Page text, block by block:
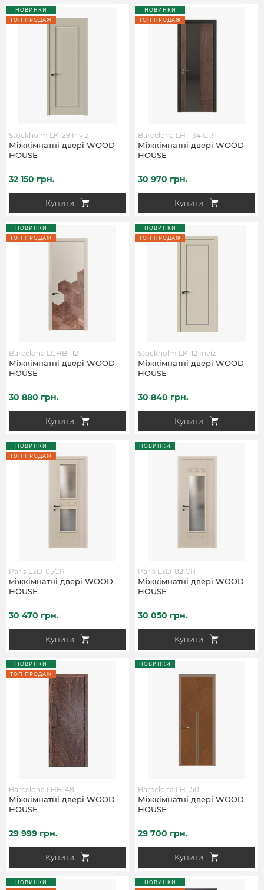
НОВИНКИ
ТОП ПРОДАЖ
Міжкімнатні двері WOOD
HOUSE
Stockholm LK-29 Inviz
Купити
32 150 грн.
НОВИНКИ
ТОП ПРОДАЖ
Міжкімнатні двері WOOD
HOUSE
Barcelona LH - 34 CR
Купити
30 970 грн.
НОВИНКИ
ТОП ПРОДАЖ
Міжкімнатні двері WOOD
HOUSE
Barcelona LCHB -12
Купити
30 880 грн.
НОВИНКИ
ТОП ПРОДАЖ
Міжкімнатні двері WOOD
HOUSE
Stockholm LK-12 Inviz
Купити
30 840 грн.
НОВИНКИ
ТОП ПРОДАЖ
міжкімнатні двері WOOD
HOUSE
Paris L3D-05CR
Купити
30 470 грн.
НОВИНКИ
Міжкімнатні двері WOOD
HOUSE
Paris L3D-02 CR
Купити
30 050 грн.
НОВИНКИ
ТОП ПРОДАЖ
Міжкімнатні двері WOOD
HOUSE
Barcelona LHB-48
Купити
29 999 грн.
НОВИНКИ
Міжкімнатні двері WOOD
HOUSE
Barcelona LH -50
Купити
29 700 грн.
НОВИНКИ
НОВИНКИ